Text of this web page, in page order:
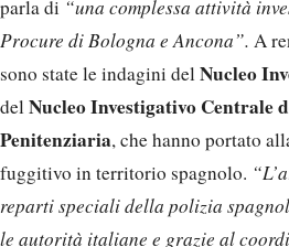
parla di “una complessa attività
Procure di Bologna e Ancona”. A
sono state le indagini delNucleo
delNucleo Investigativo Centrale
Penitenziaria, che hanno portato
fuggitivo in territorio spagnolo.
reparti speciali della polizia
le autorità italiane e grazie al